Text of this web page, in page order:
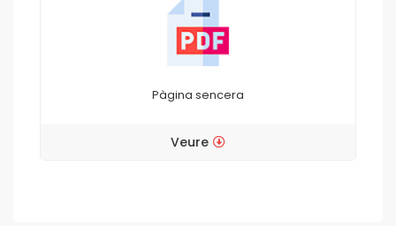
Pàgina sencera
Veure